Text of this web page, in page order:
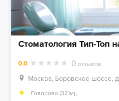
Стоматология Тип-Топ
0.0 0 отзывов
Москва, Боровское шоссе,
Говорово (321м),